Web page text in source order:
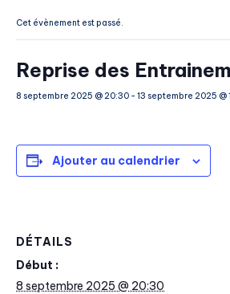
Cet évènement est passé.
Reprise des
8 septembre 2025 @ 20:30 - 13 septembre 2025 @
Ajouter au calendrier
DÉTAILS
Début :
8 septembre 2025 @ 20:30